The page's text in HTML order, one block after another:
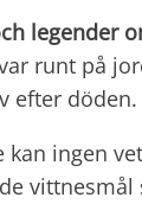
legender
runt på
efter döden.
ingen